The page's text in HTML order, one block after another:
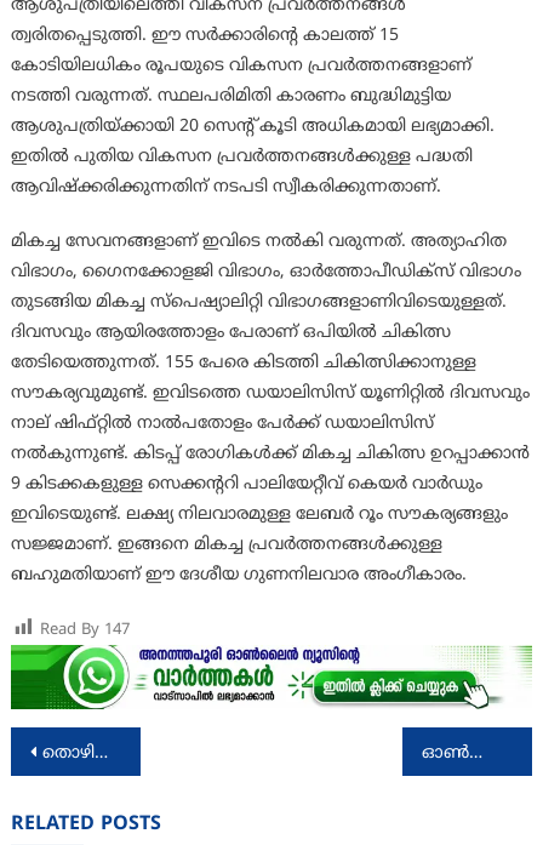
ആശുപത്രിയിലെത്തി വികസന പ്രവര്‍ത്തനങ്ങള്‍
ത്വരിതപ്പെടുത്തി. ഈ സര്‍ക്കാരിന്റെ കാലത്ത് 15
കോടിയിലധികം രൂപയുടെ വികസന പ്രവര്‍ത്തനങ്ങളാണ്
നടത്തി വരുന്നത്. സ്ഥലപരിമിതി കാരണം ബുദ്ധിമുട്ടിയ
ആശുപത്രിയ്ക്കായി 20 സെന്റ് കൂടി അധികമായി ലഭ്യമാക്കി.
ഇതില്‍ പുതിയ വികസന പ്രവര്‍ത്തനങ്ങള്‍ക്കുള്ള പദ്ധതി
ആവിഷ്‌ക്കരിക്കുന്നതിന് നടപടി സ്വീകരിക്കുന്നതാണ്.
മികച്ച സേവനങ്ങളാണ് ഇവിടെ നല്‍കി വരുന്നത്. അത്യാഹിത
വിഭാഗം, ഗൈനക്കോളജി വിഭാഗം, ഓര്‍ത്തോപീഡിക്‌സ് വിഭാഗം
തുടങ്ങിയ മികച്ച സ്‌പെഷ്യാലിറ്റി വിഭാഗങ്ങളാണിവിടെയുള്ളത്.
ദിവസവും ആയിരത്തോളം പേരാണ് ഒപിയില്‍ ചികിത്സ
തേടിയെത്തുന്നത്. 155 പേരെ കിടത്തി ചികിത്സിക്കാനുള്ള
സൗകര്യവുമുണ്ട്. ഇവിടത്തെ ഡയാലിസിസ് യൂണിറ്റില്‍ ദിവസവും
നാല് ഷിഫ്റ്റില്‍ നാല്‍പതോളം പേര്‍ക്ക് ഡയാലിസിസ്
നല്‍കുന്നുണ്ട്. കിടപ്പ് രോഗികള്‍ക്ക് മികച്ച ചികിത്സ ഉറപ്പാക്കാന്‍
9 കിടക്കകളുള്ള സെക്കന്ററി പാലിയേറ്റീവ് കെയര്‍ വാര്‍ഡും
ഇവിടെയുണ്ട്. ലക്ഷ്യ നിലവാരമുള്ള ലേബര്‍ റൂം സൗകര്യങ്ങളും
സജ്ജമാണ്. ഇങ്ങനെ മികച്ച പ്രവര്‍ത്തനങ്ങള്‍ക്കുള്ള
ബഹുമതിയാണ് ഈ ദേശീയ ഗുണനിലവാര അംഗീകാരം.
Read By 147
Post
തൊഴിൽ തർക്കം തീർപ്പായി; സ്വിഗ്ഗി ജീവനക്കാരുടെ കൂലി വർദ്ധിപ്പിച്ചു ഓൺലൈൻ ജോലി തട്ടിപ്പ്: ഒരാള്‍ കൂടി പിടിയിലായി
RELATED POSTS